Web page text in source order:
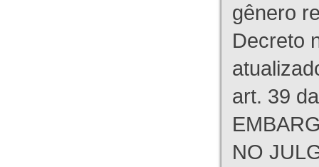
gênero
Decreto
art. 39
NO